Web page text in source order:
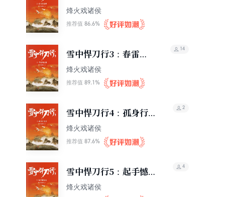
凉州
烽火戏诸侯
推荐值 86.6%
雪中悍刀行3：春雷闯
江湖
烽火戏诸侯
推荐值 89.1%
14
雪中悍刀行4：孤身行北
莽
烽火戏诸侯
推荐值 87.6%
2
雪中悍刀行5：起手憾昆
仑
烽火戏诸侯
4